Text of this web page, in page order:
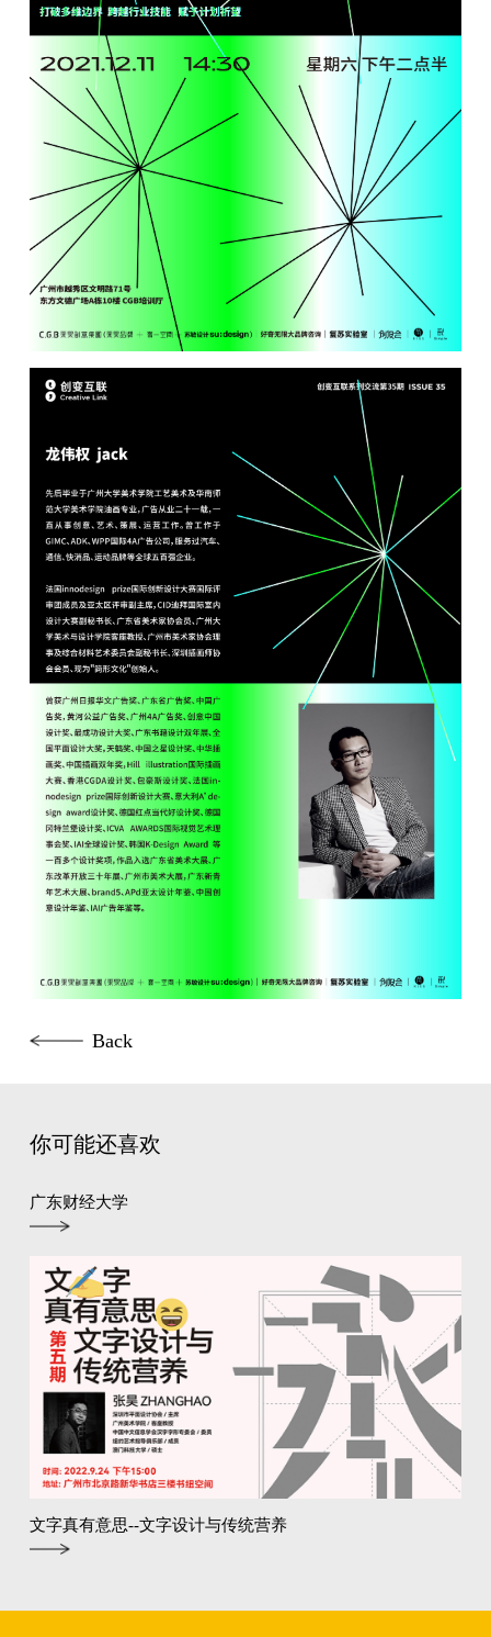
Back
你可能还喜欢
广东财经大学
文字真有意思--文字设计与传统营养